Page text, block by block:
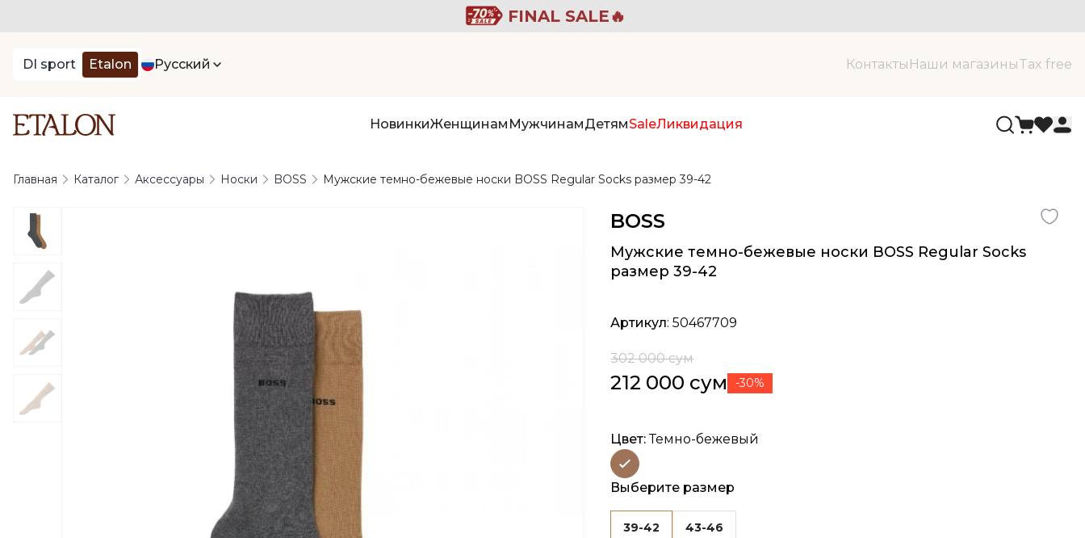
FINAL SALE🔥
DI sport Etalon Русский Контакты Наши магазиныTax free
НовинкиЖенщинам МужчинамДетямSaleЛиквидация
Главная Каталог Аксессуары Носки BOSS Мужские темно-бежевые носки BOSS Regular Socks размер 39-42
BOSS
Мужские темно-бежевые носки BOSS Regular Socks
размер 39-42
Артикул: 50467709
302 000 сум
212 000 сум -30%
Цвет:Темно-бежевый
Выберите размер
39-42 43-46